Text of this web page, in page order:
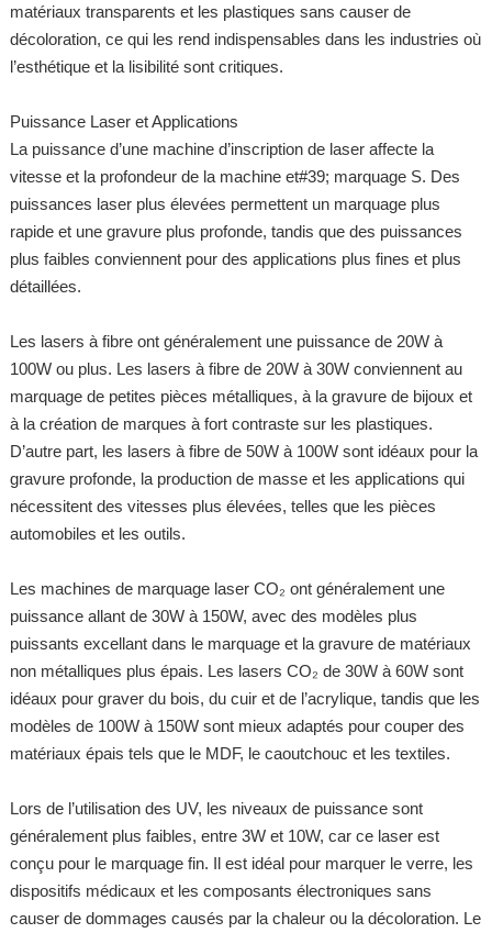
matériaux transparents et les plastiques sans causer de
décoloration, ce qui les rend indispensables dans les industries où
l’esthétique et la lisibilité sont critiques.
Puissance Laser et Applications
La puissance d’une machine d’inscription de laser affecte la
vitesse et la profondeur de la machine et#39; marquage S. Des
puissances laser plus élevées permettent un marquage plus
rapide et une gravure plus profonde, tandis que des puissances
plus faibles conviennent pour des applications plus fines et plus
détaillées.
Les lasers à fibre ont généralement une puissance de 20W à
100W ou plus. Les lasers à fibre de 20W à 30W conviennent au
marquage de petites pièces métalliques, à la gravure de bijoux et
à la création de marques à fort contraste sur les plastiques.
D’autre part, les lasers à fibre de 50W à 100W sont idéaux pour la
gravure profonde, la production de masse et les applications qui
nécessitent des vitesses plus élevées, telles que les pièces
automobiles et les outils.
Les machines de marquage laser CO₂ ont généralement une
puissance allant de 30W à 150W, avec des modèles plus
puissants excellant dans le marquage et la gravure de matériaux
non métalliques plus épais. Les lasers CO₂ de 30W à 60W sont
idéaux pour graver du bois, du cuir et de l’acrylique, tandis que les
modèles de 100W à 150W sont mieux adaptés pour couper des
matériaux épais tels que le MDF, le caoutchouc et les textiles.
Lors de l’utilisation des UV, les niveaux de puissance sont
généralement plus faibles, entre 3W et 10W, car ce laser est
conçu pour le marquage fin. Il est idéal pour marquer le verre, les
dispositifs médicaux et les composants électroniques sans
causer de dommages causés par la chaleur ou la décoloration. Le